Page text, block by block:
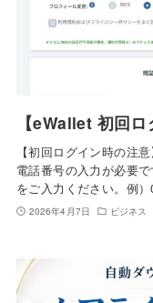
【eWallet 初回ロ
【初回ログイン時の注
電話番号の入力が必要
をご入力ください。例
2026年4月7日 ビジネス